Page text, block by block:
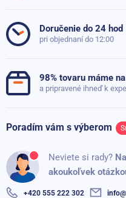
Doručenie do 24 hod
pri objednaní do 12:00
98% tovaru máme
a pripravené ihneď k
Poradím vám s výberom
Neviete si rady?
akoukoľvek
+420 555 222 302